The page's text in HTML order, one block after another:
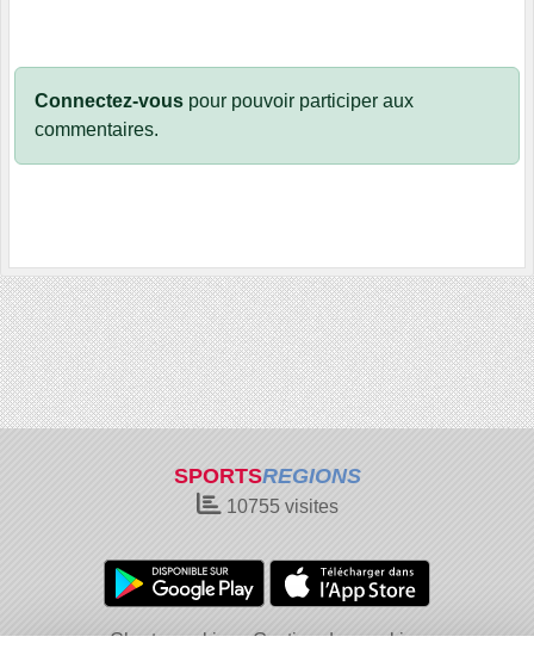
Connectez-vous pour pouvoir participer aux
commentaires.
SPORTSREGIONS
10755visites
Charte cookies Gestion des cookies